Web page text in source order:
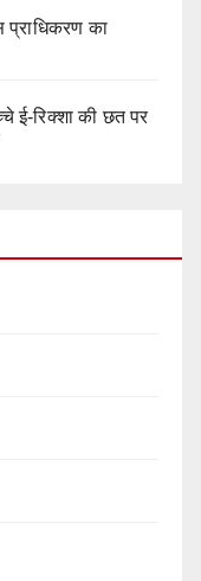
प्राधिकरण का
ई-रिक्शा की छत पर